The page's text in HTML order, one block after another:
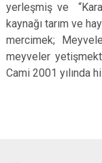
yerleşmiş ve
kaynağı tarım ve
mercimek;
meyveler
Cami 2001 yılında